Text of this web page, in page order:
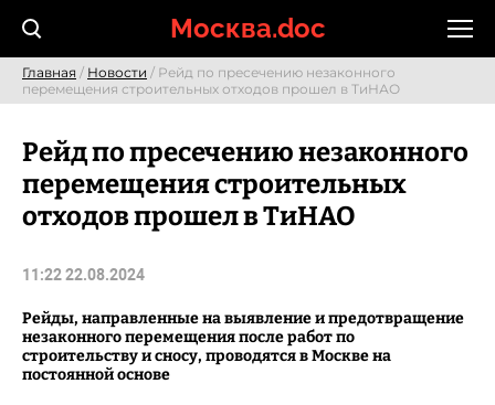
Москва.doc
Главная / Новости / Рейд по пресечению незаконного
перемещения строительных отходов прошел в ТиНАО
Рейд по пресечению незаконного
перемещения строительных
отходов прошел в ТиНАО
11:22 22.08.2024
Рейды, направленные на выявление и предотвращение
незаконного перемещения после работ по
строительству и сносу, проводятся в Москве на
постоянной основе